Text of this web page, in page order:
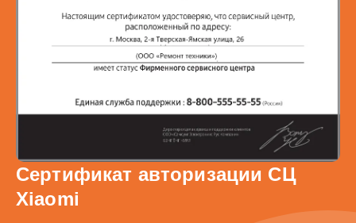
Сертификат авторизации СЦ
Xiaomi